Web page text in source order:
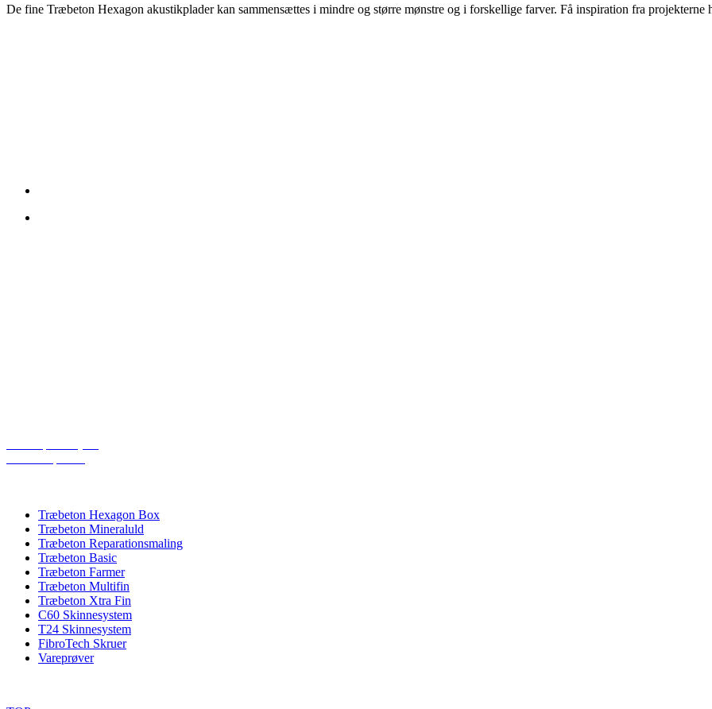
De fine Træbeton Hexagon akustikplader kan sammensættes i mindre og større mønstre og i forskellige farver. Få inspiration fra projekterne
Træbeton Hexagon Box
Træbeton Mineraluld
Træbeton Reparationsmaling
Træbeton Basic
Træbeton Farmer
Træbeton Multifin
Træbeton Xtra Fin
C60 Skinnesystem
T24 Skinnesystem
FibroTech Skruer
Vareprøver